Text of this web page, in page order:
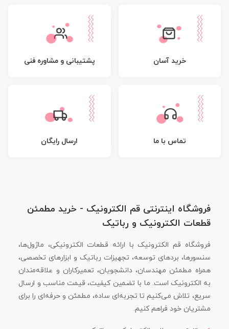
خرید آسان پشتیبانی و مشاوره فنی
تماس با ما ارسال رایگان
فروشگاه اینترنتی قم الکترونیک - خرید مطمئن
قطعات الکترونیک و رباتیک
فروشگاه قم الکترونیک با ارائه قطعات الکترونیکی، ماژول‌ها،
سنسورها، بردهای توسعه، تجهیزات رباتیک و ابزارهای تخصصی،
همراه مطمئن مهندسان، دانشجویان، تعمیرکاران و علاقه‌مندان
به الکترونیک است. ما با تضمین کیفیت، قیمت مناسب و ارسال
سریع، تلاش می‌کنیم تا تجربه‌ای ساده، مطمئن و حرفه‌ای را برای
مشتریان خود فراهم کنیم.